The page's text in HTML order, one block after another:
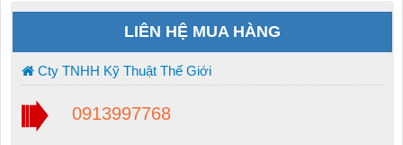
LIÊN HỆ MUA HÀNG
Cty TNHH Kỹ Thuật Thế Giới
0913997768